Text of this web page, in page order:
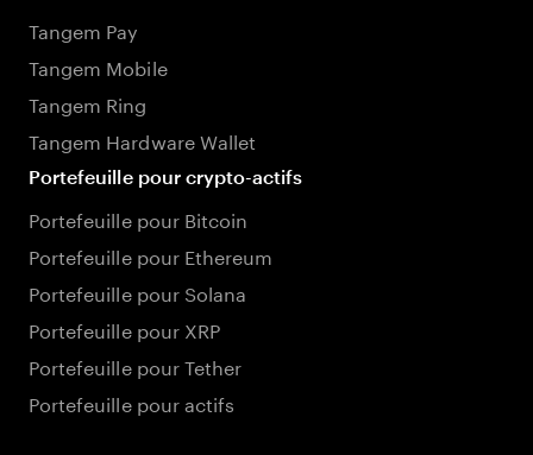
Tangem Pay
Tangem Mobile
Tangem Ring
Tangem Hardware Wallet
Portefeuille pour crypto-actifs
Portefeuille pour Bitcoin
Portefeuille pour Ethereum
Portefeuille pour Solana
Portefeuille pour XRP
Portefeuille pour Tether
Portefeuille pour actifs